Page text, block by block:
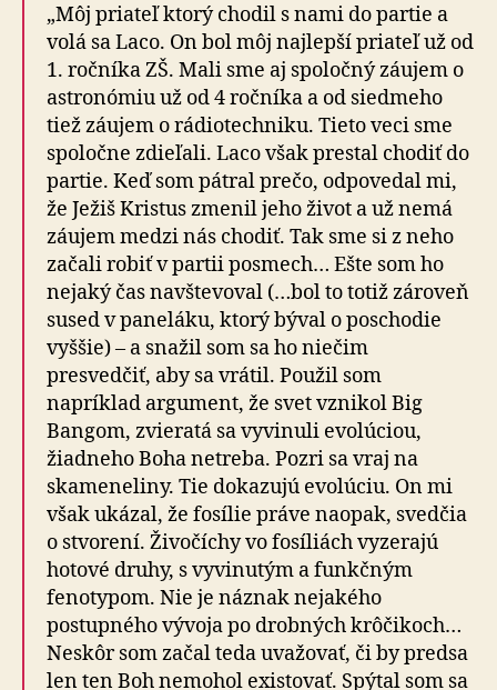
„Môj priateľ ktorý chodil s nami do partie a
volá sa Laco. On bol môj najlepší priateľ už od
1. ročníka ZŠ. Mali sme aj spoločný záujem o
astronómiu už od 4 ročníka a od siedmeho
tiež záujem o rádiotechniku. Tieto veci sme
spoločne zdieľali. Laco však prestal chodiť do
partie. Keď som pátral prečo, odpovedal mi,
že Ježiš Kristus zmenil jeho život a už nemá
záujem medzi nás chodiť. Tak sme si z neho
začali robiť v partii posmech… Ešte som ho
nejaký čas navštevoval (…bol to totiž zároveň
sused v paneláku, ktorý býval o poschodie
vyššie) – a snažil som sa ho niečim
presvedčiť, aby sa vrátil. Použil som
napríklad argument, že svet vznikol Big
Bangom, zvieratá sa vyvinuli evolúciou,
žiadneho Boha netreba. Pozri sa vraj na
skameneliny. Tie dokazujú evolúciu. On mi
však ukázal, že fosílie práve naopak, svedčia
o stvorení. Živočíchy vo fosíliách vyzerajú
hotové druhy, s vyvinutým a funkčným
fenotypom. Nie je náznak nejakého
postupného vývoja po drobných krôčikoch…
Neskôr som začal teda uvažovať, či by predsa
len ten Boh nemohol existovať. Spýtal som sa